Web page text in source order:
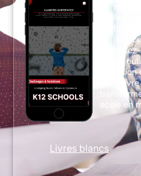
Livres blancs
meilleur
grâce à
et des
notre
école en